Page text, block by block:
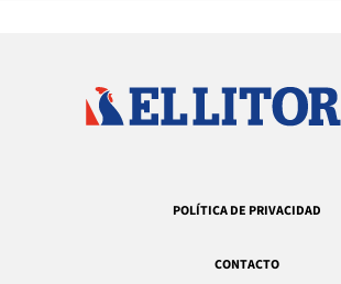
POLÍTICA DE PRIVACIDAD
CONTACTO